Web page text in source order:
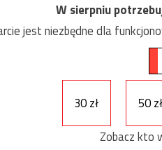
W sierpniu
jest niezbędne dla
30 zł 50 zł
Zobacz kto